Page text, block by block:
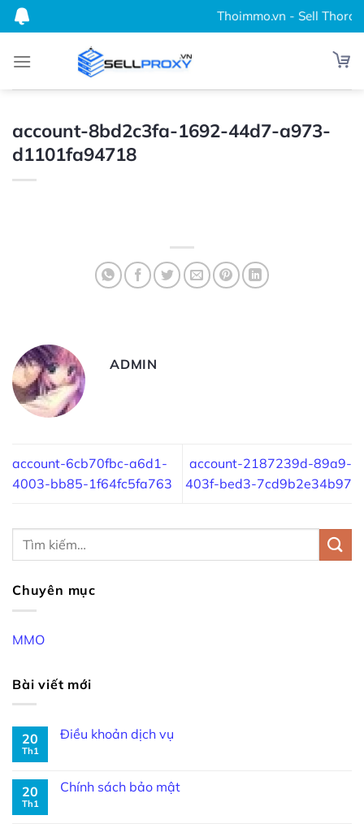
Bỏ
qua
dung
Thoimmo.vn - Sell
account-8bd2c3fa-1692-44d7-a973-
d1101fa94718
ADMIN
account-6cb70fbc-a6d1-
4003-bb85-1f64fc5fa763
account-2187239d-89a9-
403f-bed3-7cd9b2e34b97
Chuyên mục
MMO
Bài viết mới
20
Th1
Điều khoản dịch vụ
20
Th1
Chính sách bảo mật